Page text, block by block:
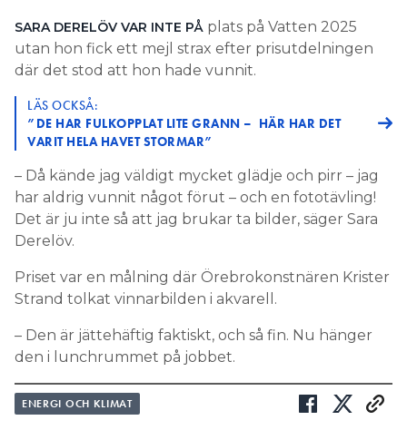
SARA DERELÖV VAR INTE PÅ plats på Vatten 2025
utan hon fick ett mejl strax efter prisutdelningen
där det stod att hon hade vunnit.
LÄS OCKSÅ:
”DE HAR FULKOPPLAT LITE GRANN – HÄR HAR DET
VARIT HELA HAVET STORMAR”
– Då kände jag väldigt mycket glädje och pirr – jag
har aldrig vunnit något förut – och en fototävling!
Det är ju inte så att jag brukar ta bilder, säger Sara
Derelöv.
Priset var en målning där Örebrokonstnären Krister
Strand tolkat vinnarbilden i akvarell.
– Den är jättehäftig faktiskt, och så fin. Nu hänger
den i lunchrummet på jobbet.
ENERGI OCH KLIMAT